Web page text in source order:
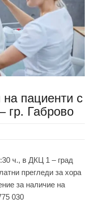
на пациенти с
гр. Габрово
ч., в ДКЦ 1 – град
прегледи за хора
за наличие на
030